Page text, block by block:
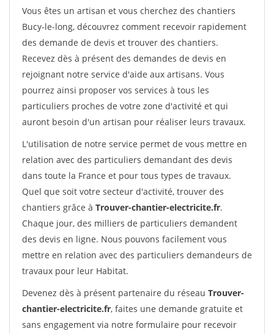
Vous êtes un artisan et vous cherchez des chantiers
Bucy-le-long, découvrez comment recevoir rapidement
des demande de devis et trouver des chantiers.
Recevez dès à présent des demandes de devis en
rejoignant notre service d'aide aux artisans. Vous
pourrez ainsi proposer vos services à tous les
particuliers proches de votre zone d'activité et qui
auront besoin d'un artisan pour réaliser leurs travaux.
L'utilisation de notre service permet de vous mettre en
relation avec des particuliers demandant des devis
dans toute la France et pour tous types de travaux.
Quel que soit votre secteur d'activité, trouver des
chantiers grâce à Trouver-chantier-electricite.fr.
Chaque jour, des milliers de particuliers demandent
des devis en ligne. Nous pouvons facilement vous
mettre en relation avec des particuliers demandeurs de
travaux pour leur Habitat.
Devenez dès à présent partenaire du réseau Trouver-
chantier-electricite.fr, faites une demande gratuite et
sans engagement via notre formulaire pour recevoir